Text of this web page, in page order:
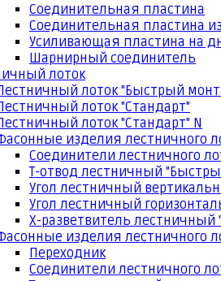
Соединительная пластина
Соединительная пластина
Усиливающая пластина на
Шарнирный соединитель
лоток
лоток "Быстрый
лоток "Стандарт"
лоток "Стандарт" N
изделия лестничного
Соединители лестничного
Т-отвод лестничный
Угол лестничный
Угол лестничный
Х-разветвитель
изделия лестничного
Переходник
Соединители лестничного